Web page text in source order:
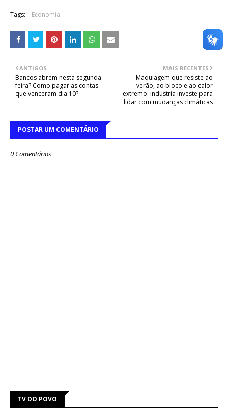
Tags: Economia
MAIS RECENTES
Maquiagem que resiste ao
verão, ao bloco e ao calor
extremo: indústria investe para
lidar com mudanças climáticas
ANTIGOS
Bancos abrem nesta segunda-
feira? Como pagar as contas
que venceram dia 10?
POSTAR UM COMENTÁRIO
0 Comentários
TV DO POVO